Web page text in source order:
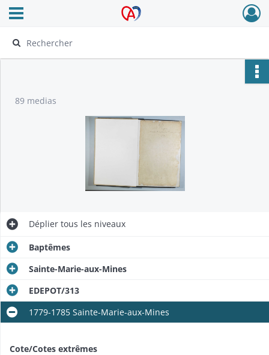
Archives Alsace - Colmar
Ouvrir le menu déroulant
89 medias
Déplier tous les niveaux
Baptêmes
Sainte-Marie-aux-Mines
EDEPOT/313
1779-1785 Sainte-Marie-aux-Mines
Cote/Cotes extrêmes